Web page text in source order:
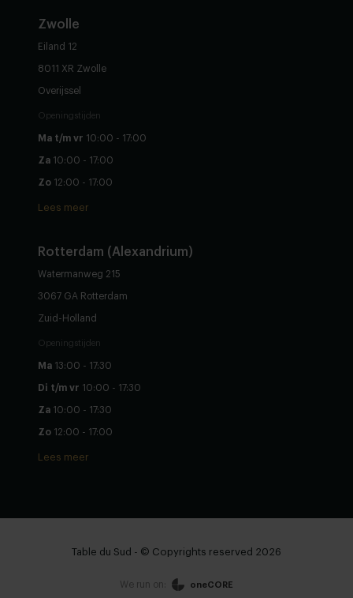
Zwolle
Eiland 12
8011 XR Zwolle
Overijssel
Openingstijden
Ma t/m vr 10:00 - 17:00
Za 10:00 - 17:00
Zo 12:00 - 17:00
Lees meer
Rotterdam (Alexandrium)
Watermanweg 215
3067 GA Rotterdam
Zuid-Holland
Openingstijden
Ma 13:00 - 17:30
Di t/m vr 10:00 - 17:30
Za 10:00 - 17:30
Zo 12:00 - 17:00
Lees meer
Table du Sud - © Copyrights reserved 2026
We run on: oneCORE